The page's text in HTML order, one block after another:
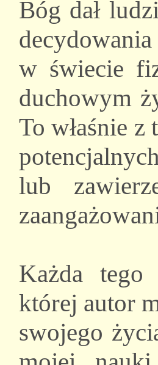
Bóg dał
w świecie
duchowym
To właśnie
lub
Każda tego
której autor
swojego